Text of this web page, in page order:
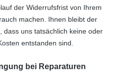
der Widerrufsfrist von Ihrem
machen. Ihnen bleibt der
dass uns tatsächlich keine oder
entstanden sind.
bei Reparaturen